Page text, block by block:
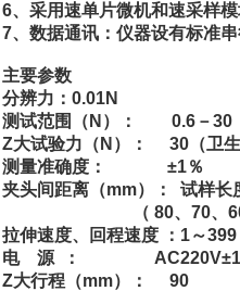
6、采用速单片微机和速采样
7、数据通讯：仪器设有标准
主要参数
分辨力：0.01N
测试范围（N）： 0.6－30
Z大试验力（N）： 30（卫生
测量准确度： ±1％
夹头间距离（mm）： 试样长
（ 80、70、60、50
拉伸速度、回程速度 ：1～
电 源 ：
Z大行程（mm）： 90